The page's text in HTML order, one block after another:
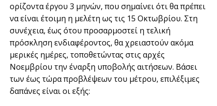
ορίζοντα έργου 3 µηνών, που σηµαίνει ότι θα πρέπει
να είναι έτοιµη η µελέτη ως τις 15 Οκτωβρίου. Στη
συνέχεια, έως ότου προσαρµοστεί η τελική
πρόσκληση ενδιαφέροντος, θα χρειαστούν ακόµα
µερικές ηµέρες, τοποθετώντας στις αρχές
Νοεµβρίου την έναρξη υποβολής αιτήσεων. Βάσει
των έως τώρα προβλέψεων του µέτρου, επιλέξιµες
δαπάνες είναι οι εξής: